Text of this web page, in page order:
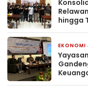
hingga
EKONOMI